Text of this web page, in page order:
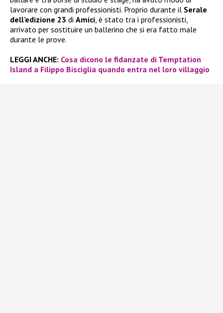
lavorare con grandi professionisti. Proprio durante il Serale
dell’edizione 23 di Amici, è stato tra i professionisti,
arrivato per sostituire un ballerino che si era fatto male
durante le prove.
LEGGI ANCHE: Cosa dicono le fidanzate di Temptation
Island a Filippo Bisciglia quando entra nel loro villaggio